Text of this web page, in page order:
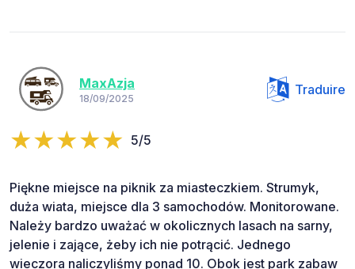
MaxAzja
18/09/2025
Traduire
5/5
Piękne miejsce na piknik za miasteczkiem. Strumyk,
duża wiata, miejsce dla 3 samochodów. Monitorowane.
Należy bardzo uważać w okolicznych lasach na sarny,
jelenie i zające, żeby ich nie potrącić. Jednego
wieczora naliczyliśmy ponad 10. Obok jest park zabaw